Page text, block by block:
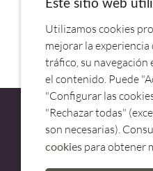
HACHA FILETERA
Este sitio web
Utilizamos cookies
mejorar la
tráfico, su navegación
el contenido. Puede
"Configurar las
"Rechazar todas"
son necesarias).
cookies para obtener